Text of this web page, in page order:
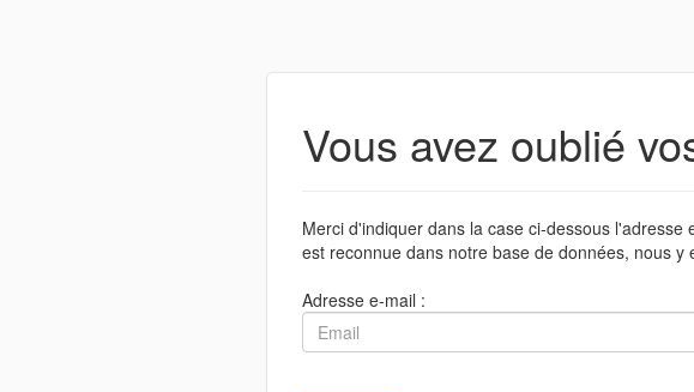
Vous avez oublié
Merci d'indiquer dans la case ci-dessous
est reconnue dans notre base de données, nous
Adresse e-mail :